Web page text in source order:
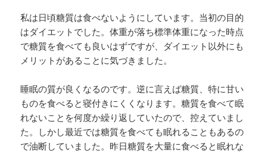
私は日頃糖質は食べないようにしています。当初の目的
はダイエットでした。体重が落ち標準体重になった時点
で糖質を食べても良いはずですが、ダイエット以外にも
メリットがあることに気づきました。
睡眠の質が良くなるのです。逆に言えば糖質、特に甘い
ものを食べると寝付きにくくなります。糖質を食べて眠
れないことを何度か繰り返していたので、控えていまし
た。しかし最近では糖質を食べても眠れることもあるの
で油断していました。昨日糖質を大量に食べると眠れな